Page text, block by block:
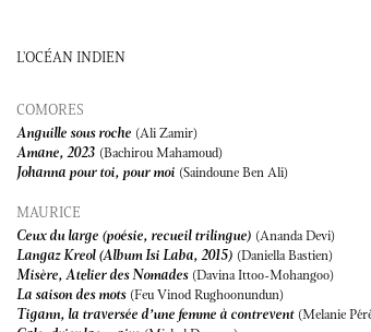
L'OCÉAN INDIEN
COMORES
Anguille sous roche (Ali Zamir)
Amane, 2023 (Bachirou Mahamoud)
Johanna pour toi, pour moi (Saindoune Ben Ali)
MAURICE
Ceux du large (poésie, recueil trilingue) (Ananda Devi)
Langaz Kreol (Album Isi Laba, 2015) (Daniella Bastien)
Misère, Atelier des Nomades (Davina Ittoo-Mohangoo)
La saison des mots (Feu Vinod Rughoonundun)
Tigann, la traversée d’une femme à contrevent (Melanie